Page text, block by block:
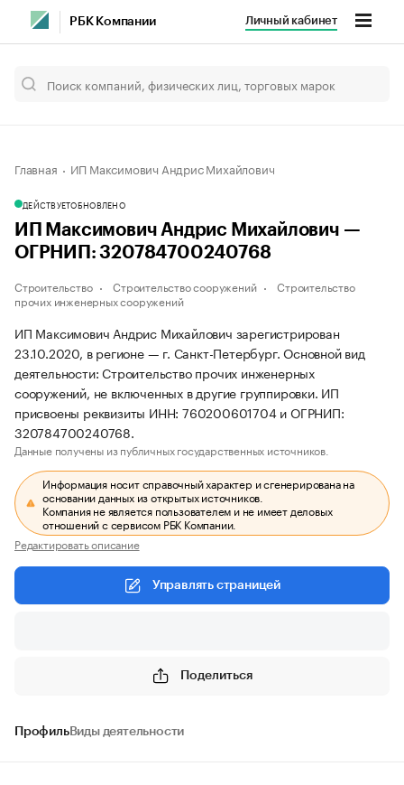
РБК Компании Личный кабинет
Главная ИП Максимович Андрис Михайлович
ДЕЙСТВУЕТОБНОВЛЕНО
ИП Максимович Андрис Михайлович —
ОГРНИП: 320784700240768
Строительство Строительство сооружений
Строительство
прочих инженерных сооружений
ИП Максимович Андрис Михайлович зарегистрирован
23.10.2020, в регионе — г. Санкт-Петербург. Основной вид
деятельности: Строительство прочих инженерных
сооружений, не включенных в другие группировки. ИП
присвоены реквизиты ИНН: 760200601704 и ОГРНИП:
320784700240768.
Данные получены из публичных государственных источников.
Информация носит справочный характер и сгенерирована на
основании данных из открытых источников.
Компания не является пользователем и не имеет деловых
отношений с сервисом РБК Компании.
Редактировать описание
Управлять страницей
Поделиться
ПрофильВиды деятельности